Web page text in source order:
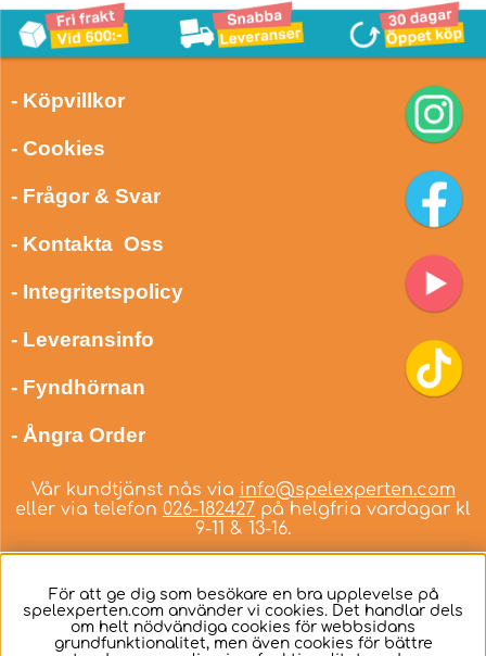
- Köpvillkor
- Cookies
- Frågor & Svar
- Kontakta Oss
- Integritetspolicy
- Leveransinfo
- Fyndhörnan
- Ångra Order
Vår kundtjänst nås via info@spelexperten.com
eller via telefon 026-182427 på helgfria vardagar kl
9-11 & 13-16.
Svenska
För att ge dig som besökare en bra upplevelse på
spelexperten.com använder vi cookies. Det handlar dels
om helt nödvändiga cookies för webbsidans
grundfunktionalitet, men även cookies för bättre